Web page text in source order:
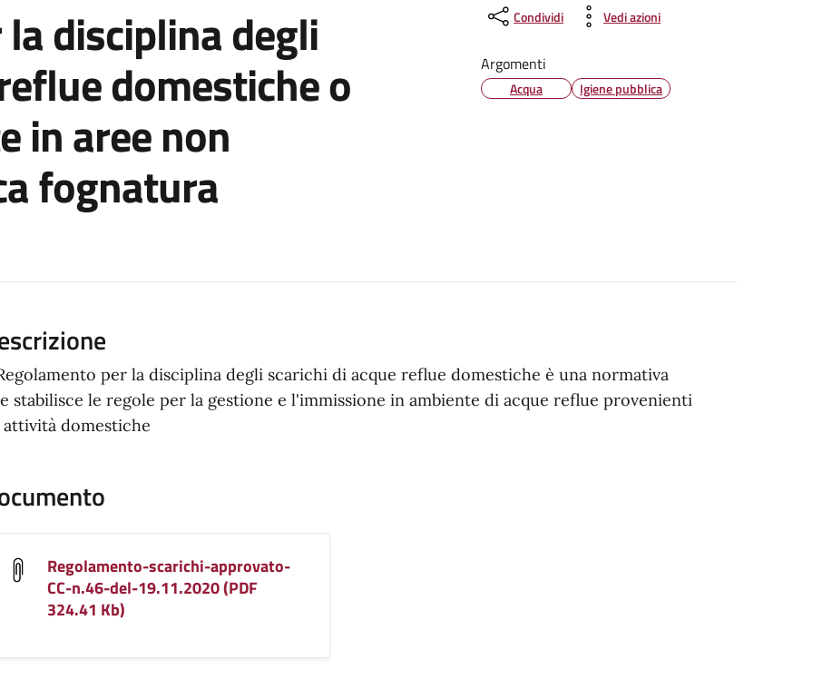
disciplina degli
domestiche o
in aree non
fognatura
Condividi Vedi azioni
Argomenti
Acqua Igiene pubblica
per la disciplina degli scarichi di acque reflue domestiche è una normativa
stabilisce le regole per la gestione e l'immissione in ambiente di acque reflue provenienti
attività domestiche
Regolamento-scarichi-approvato-
CC-n.46-del-19.11.2020 (PDF
324.41 Kb)